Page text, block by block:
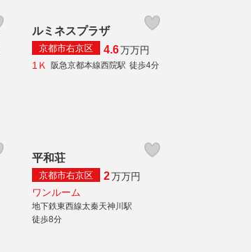
ルミネスプラザ
京都市右京区 4.6万万円
1Ｋ
阪急京都本線西院駅 徒歩4分
平和荘
京都市右京区 2万万円
ワンルーム
地下鉄東西線太秦天神川駅
徒歩8分